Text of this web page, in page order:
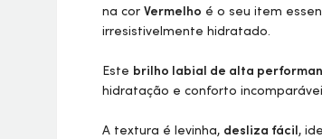
na cor Vermelho é o seu item
irresistivelmente hidratado.
Este brilho labial de alta
hidratação e conforto
A textura é levinha, desliza fácil,